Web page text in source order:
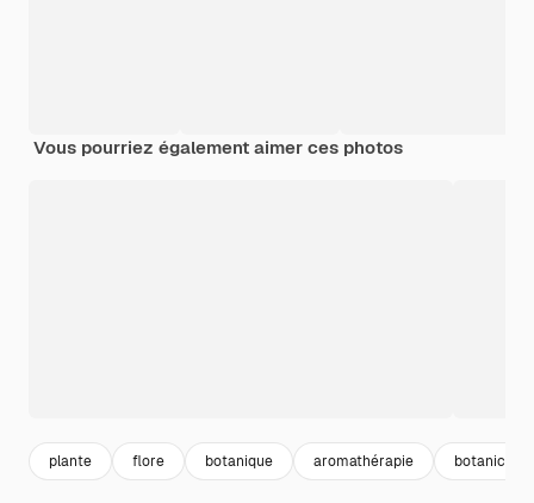
Vous pourriez également aimer ces photos
plante flore botanique aromathérapie botanical